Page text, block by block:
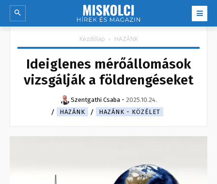
Kezdőlap HAZÁNK
Ideiglenes mérőállomások
vizsgálják a földrengéseket
Szentgathi Csaba - 2025.10.24.
HAZÁNK
HAZÁNK - KÖZÉLET